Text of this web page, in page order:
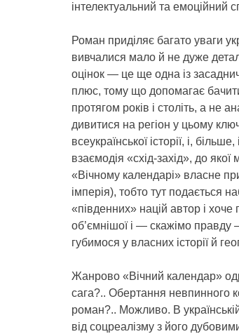
інтелектуальний та
Роман приділяє багато уваги
вивчалися мало й не дуже
оцінок — це ще одна із
плюс, тому що допомагає
протягом років і століть, а не
дивитися на регіон у цьому
всеукраїнської історії, і,
взаємодія «схід-захід», до
«Вічному календарі» власне
імперія), тобто тут подається
«південних» націй автор і
об’ємнішої і — скажімо правду
губимося у власних історії й
Жанрово «Вічний календар»
сага?.. Обертання невпинного
роман?.. Можливо. В
від соцреалізму з його